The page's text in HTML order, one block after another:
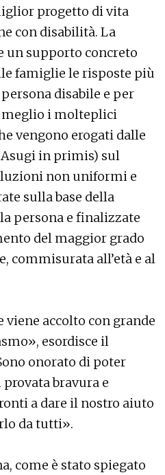
progetto di vita
con disabilità. La
un supporto concreto
famiglie le risposte più
disabile e per
i molteplici
vengono erogati dalle
in primis) sul
non uniformi e
sulla base della
persona e finalizzate
del maggior grado
commisurata all’età e al
viene accolto con grande
esordisce il
onorato di poter
bravura e
a dare il nostro aiuto
da tutti».
come è stato spiegato